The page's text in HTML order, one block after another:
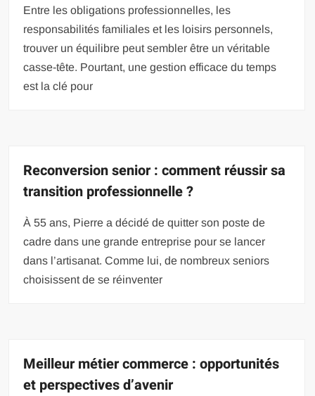
Entre les obligations professionnelles, les
responsabilités familiales et les loisirs personnels,
trouver un équilibre peut sembler être un véritable
casse-tête. Pourtant, une gestion efficace du temps
est la clé pour
Reconversion senior : comment réussir sa
transition professionnelle ?
À 55 ans, Pierre a décidé de quitter son poste de
cadre dans une grande entreprise pour se lancer
dans l’artisanat. Comme lui, de nombreux seniors
choisissent de se réinventer
Meilleur métier commerce : opportunités
et perspectives d’avenir